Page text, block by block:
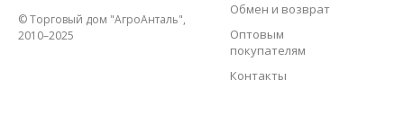
© Торговый дом "АгроАнталь",
2010–2025
Обмен и возврат
Оптовым
покупателям
Контакты